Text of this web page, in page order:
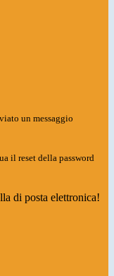
un messaggio
il reset della password
di posta elettronica!